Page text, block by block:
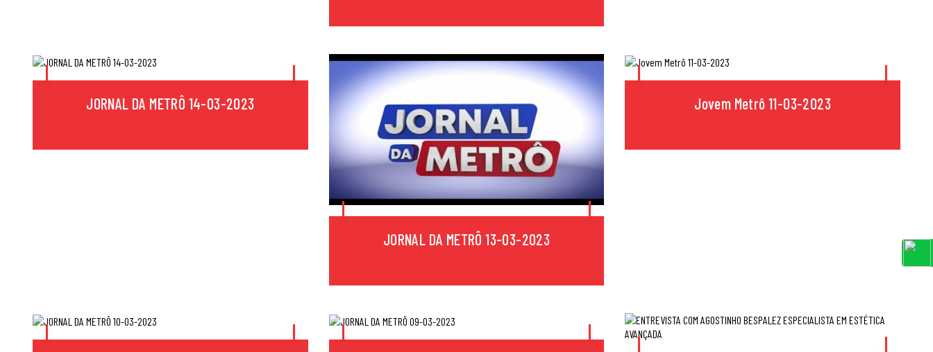
JORNAL DA METRÔ 14-03-2023
JORNAL DA METRÔ 13-03-2023
Jovem Metrô 11-03-2023